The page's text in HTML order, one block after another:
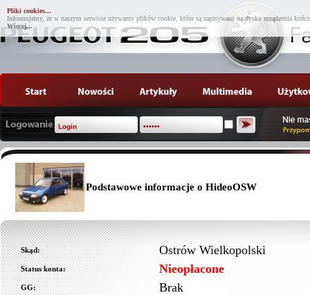
Pliki cookies...
Informujemy, że w naszym serwisie używamy plików cookie, które są zapisywane na dysku urządzenia
Więcej...
Podstawowe informacje o HideoOSW
Skąd: Ostrów Wielkopolski
Status konta: Nieopłacone
GG: Brak